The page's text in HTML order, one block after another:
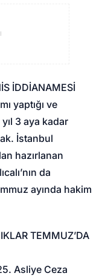
İDDİANAMESİ
yaptığı ve
3 aya kadar
İstanbul
hazırlanan
da
ayında hakim
TEMMUZ’DA
Asliye Ceza